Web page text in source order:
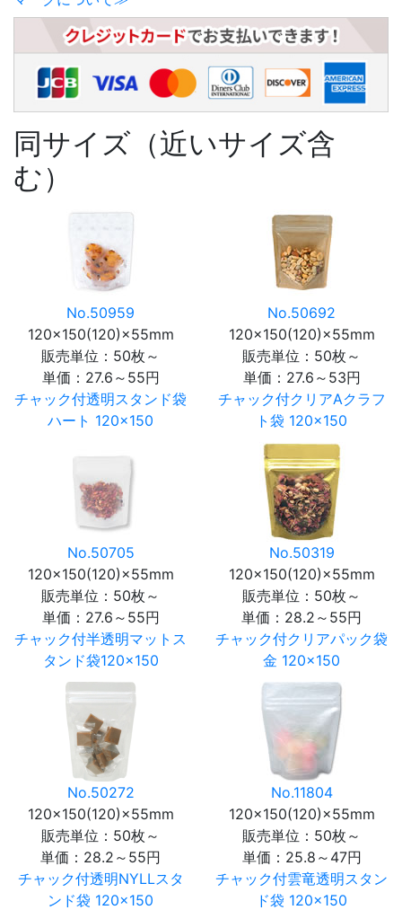
同サイズ（近いサイズ含
む）
No.50959
120×150(120)×55mm
販売単位：50枚～
単価： 27.6～55円
チャック付透明スタンド袋
ハート 120×150
No.50692
120×150(120)×55mm
販売単位：50枚～
単価： 27.6～53円
チャック付クリアAクラフ
ト袋 120×150
No.50705
120×150(120)×55mm
販売単位：50枚～
単価： 27.6～55円
チャック付半透明マットス
タンド袋120×150
No.50319
120×150(120)×55mm
販売単位：50枚～
単価： 28.2～55円
チャック付クリアパック袋
金 120×150
No.50272
120×150(120)×55mm
販売単位：50枚～
単価： 28.2～55円
チャック付透明NYLLスタ
ンド袋 120×150
No.11804
120×150(120)×55mm
販売単位：50枚～
単価： 25.8～47円
チャック付雲竜透明スタン
ド袋 120×150